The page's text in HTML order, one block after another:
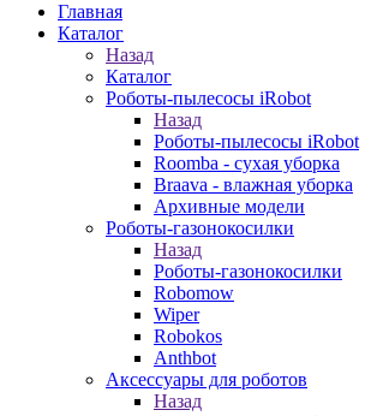
Главная
Каталог
Назад
Каталог
Роботы-пылесосы iRobot
Назад
Роботы-пылесосы iRobot
Roomba - сухая уборка
Braava - влажная уборка
Архивные модели
Роботы-газонокосилки
Назад
Роботы-газонокосилки
Robomow
Wiper
Robokos
Anthbot
Аксессуары для роботов
Назад